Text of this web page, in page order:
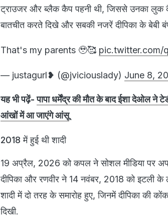
ट्राउजर और ब्लैक कैप पहनी थी, जिससे उनका लुक
बातचीत करते दिखे और सबकी नजरें दीपिका के बेबी
That's my parents 🥹🥰 pic.twitter.com/
— justagurl❥ (@jviciouslady) June 8,
यह भी पढ़ें-पापा धर्मेंद्र की मौत के बाद ईशा देओल ने
आंखों में आ जाएंगे आंसू
2018 में हुई थी शादी
19 अप्रैल, 2026 को कपल ने सोशल मीडिया पर
दीपिका और रणवीर ने 14 नवंबर, 2018 को इटली के
शादी में दो तरह के समारोह हुए, जिनमें दीपिका की
दिखी.